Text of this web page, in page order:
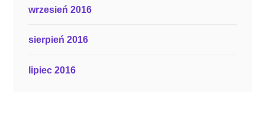
wrzesień 2016
sierpień 2016
lipiec 2016